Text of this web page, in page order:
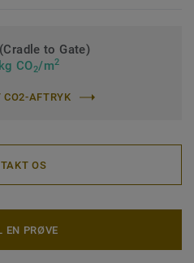
to Gate)
CO2/m2
CO2-AFTRYK
OS
EN PRØVE